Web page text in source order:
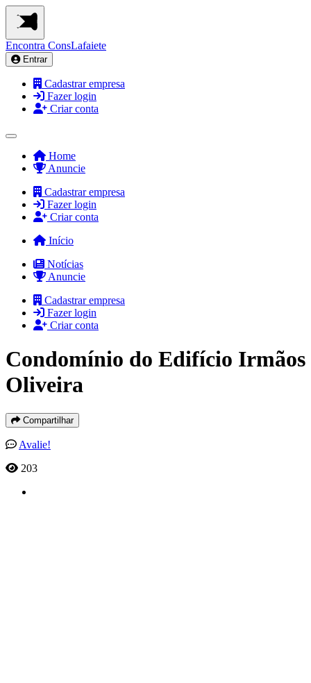
Encontra ConsLafaiete
Entrar
Cadastrar empresa
Fazer login
Criar conta
Home
Anuncie
Cadastrar empresa
Fazer login
Criar conta
Início
Notícias
Anuncie
Cadastrar empresa
Fazer login
Criar conta
Condomínio do Edifício Irmãos
Oliveira
Compartilhar
Avalie!
203